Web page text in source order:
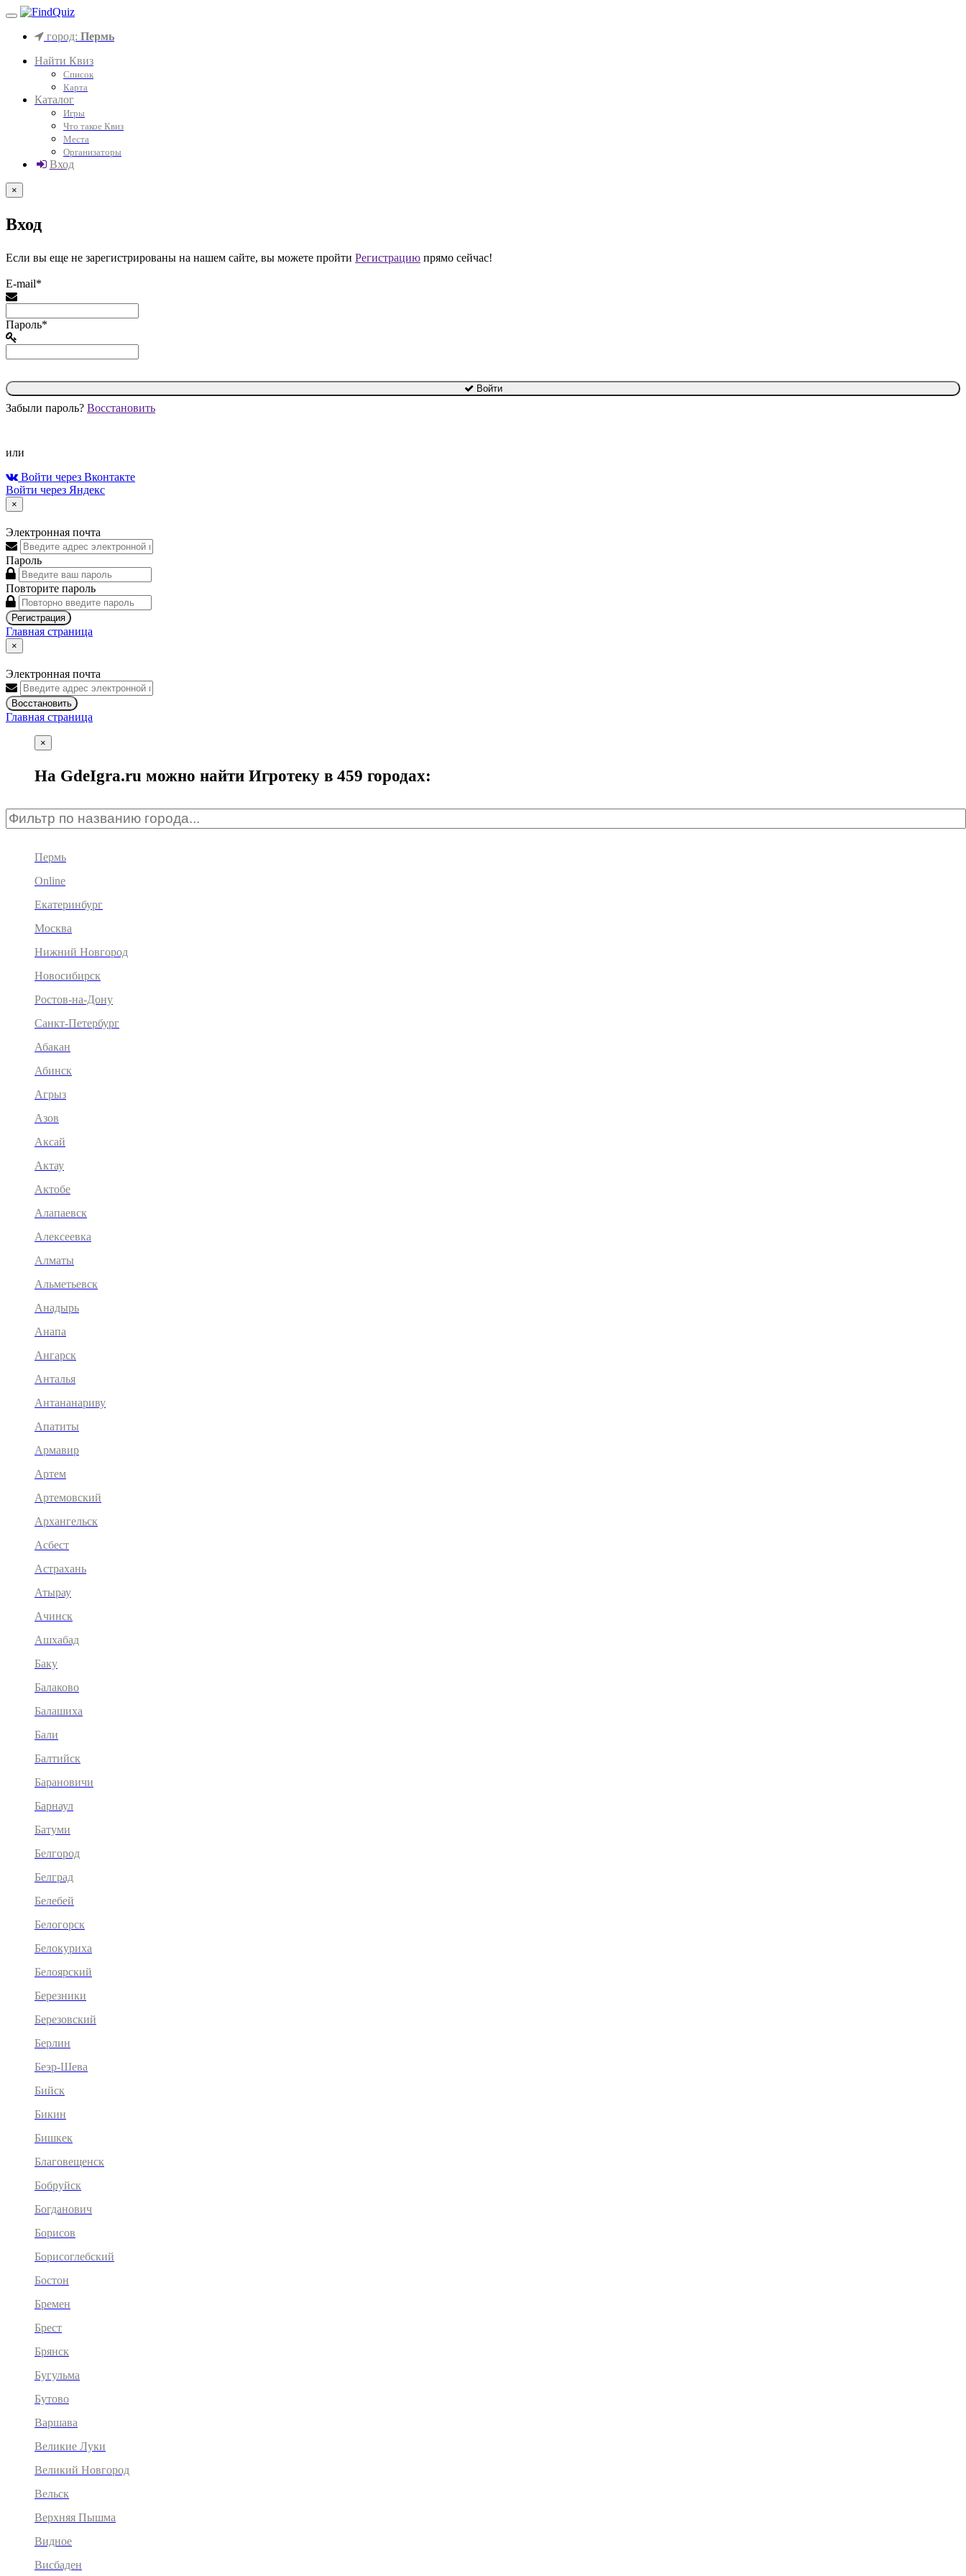
город: Пермь
Найти Квиз
Список
Карта
Каталог
Игры
Что такое Квиз
Места
Организаторы
Вход
×
Вход
Если вы еще не зарегистрированы на нашем сайте, вы можете пройти Регистрацию прямо сейчас!
E-mail*
Пароль*
Войти
Забыли пароль? Восстановить
или
Войти через Вконтакте
Войти через Яндекс
×
Электронная почта
Пароль
Повторите пароль
Регистрация
Главная страница
×
Электронная почта
Восстановить
Главная страница
×
На GdeIgra.ru можно найти Игротеку в 459 городах:
Пермь
Online
Екатеринбург
Москва
Нижний Новгород
Новосибирск
Ростов-на-Дону
Санкт-Петербург
Абакан
Абинск
Агрыз
Азов
Аксай
Актау
Актобе
Алапаевск
Алексеевка
Алматы
Альметьевск
Анадырь
Анапа
Ангарск
Анталья
Антананариву
Апатиты
Армавир
Артем
Артемовский
Архангельск
Асбест
Астрахань
Атырау
Ачинск
Ашхабад
Баку
Балаково
Балашиха
Бали
Балтийск
Барановичи
Барнаул
Батуми
Белгород
Белград
Белебей
Белогорск
Белокуриха
Белоярский
Березники
Березовский
Берлин
Беэр-Шева
Бийск
Бикин
Бишкек
Благовещенск
Бобруйск
Богданович
Борисов
Борисоглебский
Бостон
Бремен
Брест
Брянск
Бугульма
Бутово
Варшава
Великие Луки
Великий Новгород
Вельск
Верхняя Пышма
Видное
Висбаден